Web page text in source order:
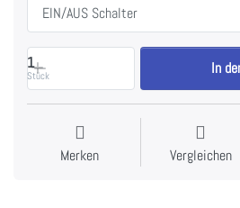
1
Stück In
Merken Vergleichen